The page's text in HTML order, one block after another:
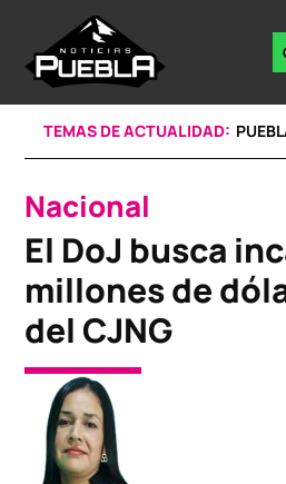
content
noticias
TEMAS DE ACTUALIDAD:
POSTED
IN
Nacional
El DoJ busca
millones de
del CJNG